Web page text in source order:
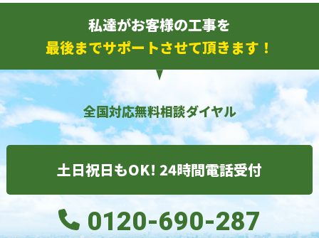
私達がお客様の工事を
最後までサポートさせて頂きます！
全国対応無料相談ダイヤル
土日祝日もOK! 24時間電話受付
0120-690-287